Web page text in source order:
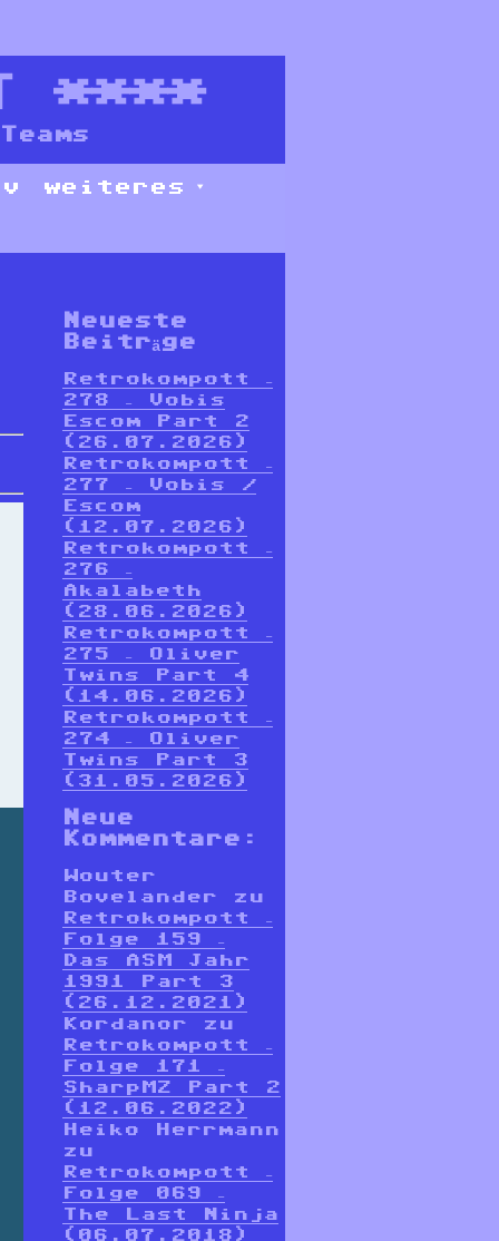
****
weiteres
Neueste
Beiträge
Retrokompott –
278 – Vobis
Escom Part 2
(26.07.2026)
Retrokompott –
277 – Vobis /
Escom
(12.07.2026)
Retrokompott –
276 –
Akalabeth
(28.06.2026)
Retrokompott –
275 – Oliver
Twins Part 4
(14.06.2026)
Retrokompott –
274 – Oliver
Twins Part 3
(31.05.2026)
Neue
Kommentare:
Wouter
Bovelander zu
Retrokompott –
Folge 159 –
Das ASM Jahr
1991 Part 3
(26.12.2021)
Kordanor zu
Retrokompott –
Folge 171 –
SharpMZ Part 2
(12.06.2022)
Heiko Herrmann
zu
Retrokompott –
Folge 069 –
The Last Ninja
(06.07.2018)